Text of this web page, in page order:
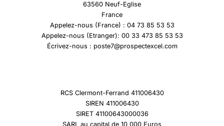
63560 Neuf-Eglise
France
Appelez-nous (France) : 04 73 85 53 53
Appelez-nous (Etranger): 00 33 473 85 53 53
Écrivez-nous : poste7@prospectexcel.com
RCS Clermont-Ferrand 411006430
SIREN 411006430
SIRET 41100643000036
SARL au capital de 10 000 Euros